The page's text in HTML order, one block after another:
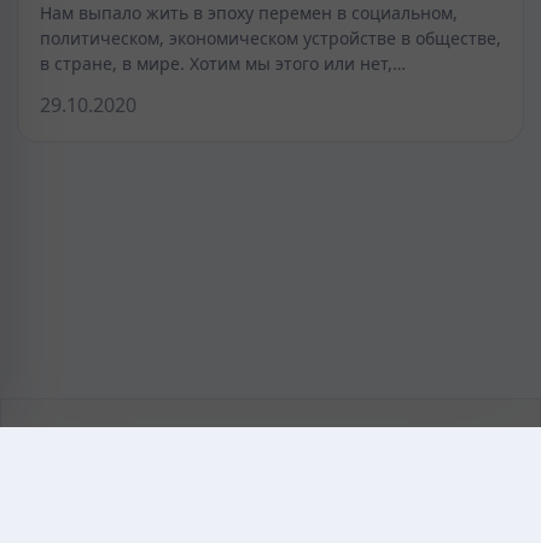
Нам выпало жить в эпоху перемен в социальном,
политическом, экономическом устройстве в обществе,
в стране, в мире. Хотим мы этого или нет,…
29.10.2020
KAZMEDIC.ORG